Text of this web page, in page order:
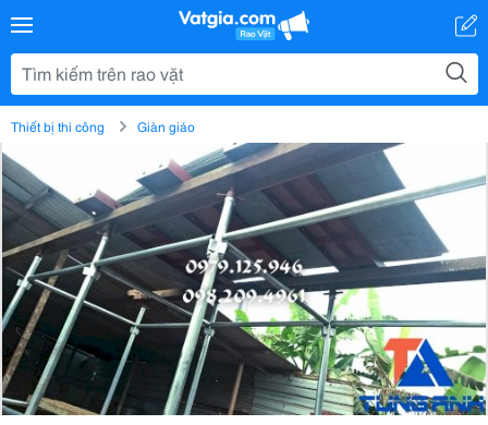
Thiết bị thi công Giàn giáo